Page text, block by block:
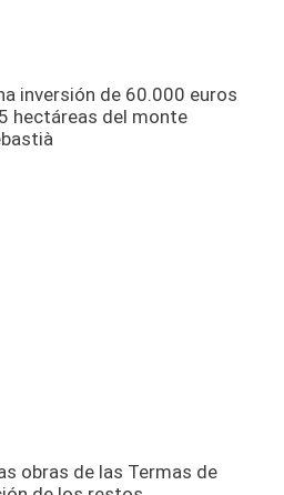
inversión de 60.000 euros
hectáreas del monte
obras de las Termas de